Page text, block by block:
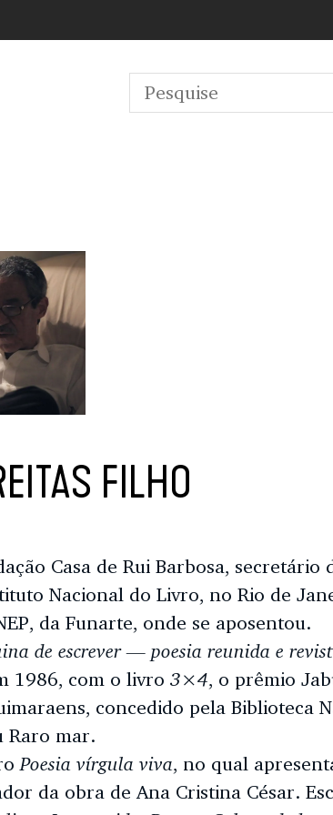
FILHO
Casa de Rui Barbosa,
Nacional do Livro, no Rio de
da Funarte, onde se aposentou.
de escrever — poesia reunida e
1986, com o livro 3×4, o prêmio
concedido pela Biblioteca
Raro mar.
Poesia vírgula viva, no qual
da obra de Ana Cristina César.